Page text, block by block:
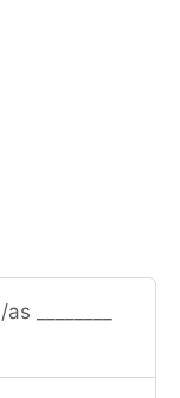
________